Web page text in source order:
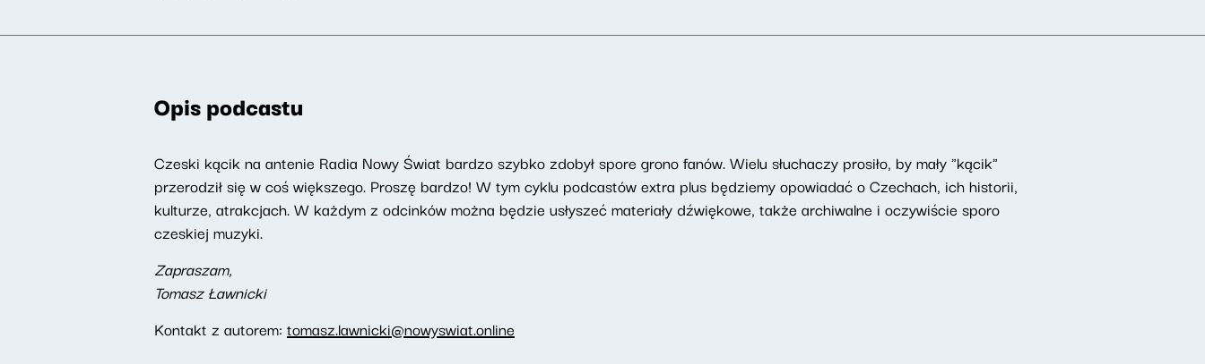
Opis podcastu
Czeski kącik na antenie Radia Nowy Świat bardzo szybko zdobył spore grono fanów. Wielu słuchaczy prosiło, by mały "kącik"
przerodził się w coś większego. Proszę bardzo! W tym cyklu podcastów extra plus będziemy opowiadać o Czechach, ich historii,
kulturze, atrakcjach. W każdym z odcinków można będzie usłyszeć materiały dźwiękowe, także archiwalne i oczywiście sporo
czeskiej muzyki.
Zapraszam,
Tomasz Ławnicki
Kontakt z autorem: tomasz.lawnicki@nowyswiat.online